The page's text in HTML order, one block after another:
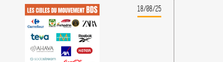
FRANCE18/08/25